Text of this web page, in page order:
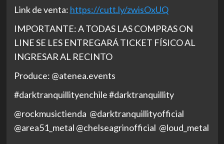
Link de venta: https://cutt.ly/zwisOxUQ
IMPORTANTE: A TODAS LAS COMPRAS ON
LINE SE LES ENTREGARÁ TICKET FÍSICO AL
INGRESAR AL RECINTO
Produce: @atenea.events
#darktranquillityenchile #darktranquillity
@rockmusictienda @darktranquillityofficial
@area51_metal @chelseagrinofficial @loud_metal